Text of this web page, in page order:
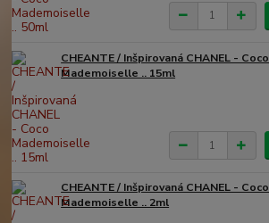
CHEANTE / Inšpirovaná CHANEL - Coco
Mademoiselle .. 15ml
CHEANTE / Inšpirovaná CHANEL - Coco
Mademoiselle .. 2ml